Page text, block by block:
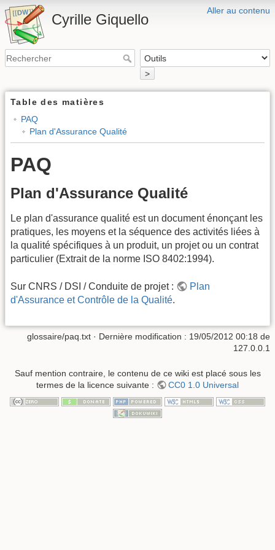
Aller au contenu
Cyrille Giquello
>
Table des matières
PAQ
Plan d'Assurance Qualité
PAQ
Plan d'Assurance Qualité
Le plan d'assurance qualité est un document énonçant les
pratiques, les moyens et la séquence des activités liées à
la qualité spécifiques à un produit, un projet ou un contrat
particulier (Extrait de la norme ISO 8402:1994).
Sur CNRS / DSI / Conduite de projet :
Plan
d'Assurance et Contrôle de la Qualité.
glossaire/paq.txt · Dernière modification : 19/05/2012 00:18 de
127.0.0.1
Sauf mention contraire, le contenu de ce wiki est placé sous les
termes de la licence suivante :
CC0 1.0 Universal